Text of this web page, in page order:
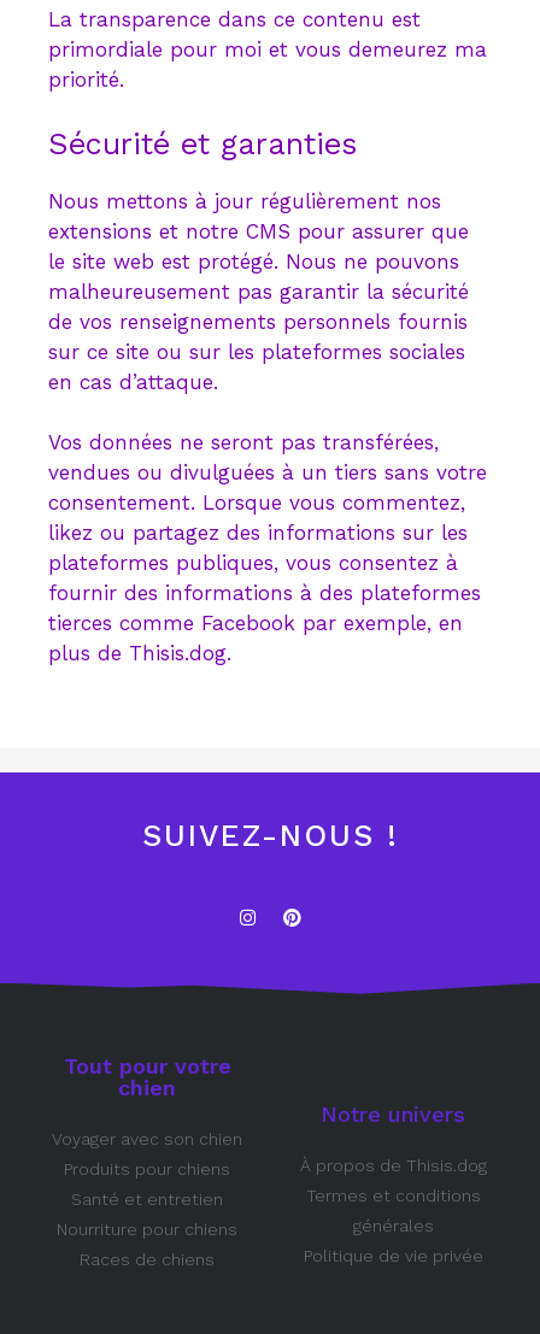
La transparence dans ce contenu est
primordiale pour moi et vous demeurez ma
priorité.
Sécurité et garanties
Nous mettons à jour régulièrement nos
extensions et notre CMS pour assurer que
le site web est protégé. Nous ne pouvons
malheureusement pas garantir la sécurité
de vos renseignements personnels fournis
sur ce site ou sur les plateformes sociales
en cas d’attaque.
Vos données ne seront pas transférées,
vendues ou divulguées à un tiers sans votre
consentement. Lorsque vous commentez,
likez ou partagez des informations sur les
plateformes publiques, vous consentez à
fournir des informations à des plateformes
tierces comme Facebook par exemple, en
plus de Thisis.dog.
SUIVEZ-NOUS !
Tout pour votre
chien
Voyager avec son chien
Produits pour chiens
Santé et entretien
Nourriture pour chiens
Races de chiens
Notre univers
À propos de Thisis.dog
Termes et conditions
générales
Politique de vie privée